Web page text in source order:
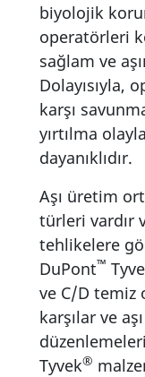
biyolojik
operatörleri
sağlam ve
Dolayısıyla,
karşı
yırtılma
dayanıklıdır.
Aşı üretim
türleri vardır
tehlikelere
DuPont™
ve C/D temiz
karşılar ve
Tyvek®